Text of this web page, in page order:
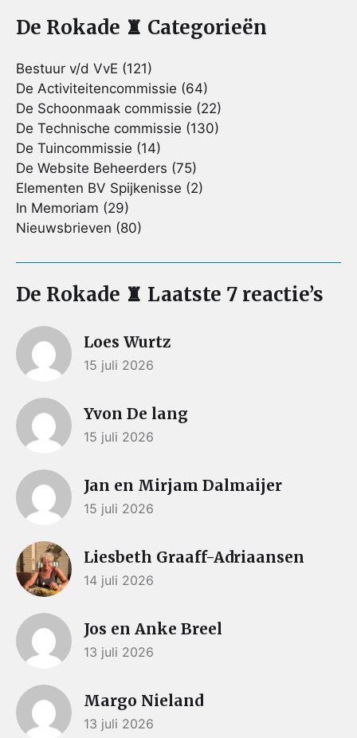
De Rokade ♜ Categorieën
Bestuur v/d VvE (121)
De Activiteitencommissie (64)
De Schoonmaak commissie (22)
De Technische commissie (130)
De Tuincommissie (14)
De Website Beheerders (75)
Elementen BV Spijkenisse (2)
In Memoriam (29)
Nieuwsbrieven (80)
De Rokade ♜ Laatste 7 reactie’s
Loes Wurtz
15 juli 2026
Yvon De lang
15 juli 2026
Jan en Mirjam Dalmaijer
15 juli 2026
Liesbeth Graaff-Adriaansen
14 juli 2026
Jos en Anke Breel
13 juli 2026
Margo Nieland
13 juli 2026